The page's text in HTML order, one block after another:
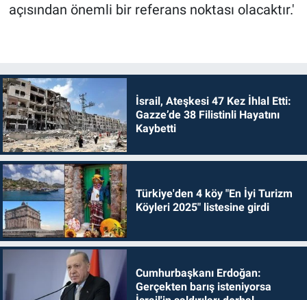
açısından önemli bir referans noktası olacaktır.'
İsrail, Ateşkesi 47 Kez İhlal Etti:
Gazze’de 38 Filistinli Hayatını
Kaybetti
Türkiye'den 4 köy "En İyi Turizm
Köyleri 2025" listesine girdi
Cumhurbaşkanı Erdoğan:
Gerçekten barış isteniyorsa